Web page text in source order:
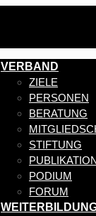
VERBAND
ZIELE
PERSONEN
BERATUNG
STIFTUNG
PODIUM
FORUM